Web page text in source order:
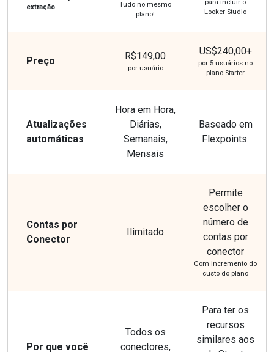
extração
Tudo no mesmo
plano!
para incluir o
Looker Studio
Preço R$149,00
por usuário
US$240,00+
por 5 usuários no
plano Starter
Atualizações
automáticas
Hora em Hora,
Diárias,
Semanais,
Mensais
Baseado em
Flexpoints.
Contas por
Conector
Ilimitado
Permite
escolher o
número de
contas por
conector
Com incremento do
custo do plano
Por que você
Todos os
conectores,
Para ter os
recursos
similares aos